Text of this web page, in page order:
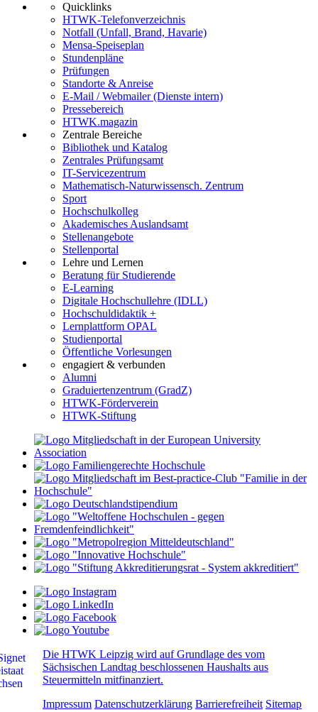
Quicklinks
HTWK-Telefonverzeichnis
Notfall (Unfall, Brand, Havarie)
Mensa-Speiseplan
Stundenpläne
Prüfungen
Standorte & Anreise
E-Mail / Webmailer (Dienste intern)
Pressebereich
HTWK.magazin
Zentrale Bereiche
Bibliothek und Katalog
Zentrales Prüfungsamt
IT-Servicezentrum
Mathematisch-Naturwissensch. Zentrum
Sport
Hochschulkolleg
Akademisches Auslandsamt
Stellenangebote
Stellenportal
Lehre und Lernen
Beratung für Studierende
E-Learning
Digitale Hochschullehre (IDLL)
Hochschuldidaktik +
Lernplattform OPAL
Studienportal
Öffentliche Vorlesungen
engagiert & verbunden
Alumni
Graduiertenzentrum (GradZ)
HTWK-Förderverein
HTWK-Stiftung
Die HTWK Leipzig wird auf Grundlage des vom
Sächsischen Landtag beschlossenen Haushalts aus
Steuermitteln mitfinanziert.
Impressum Datenschutzerklärung Barrierefreiheit Sitemap